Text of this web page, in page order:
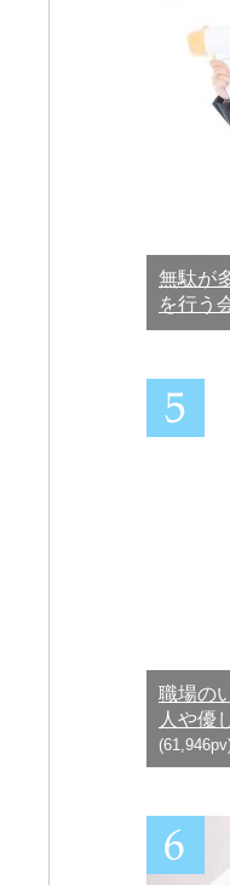
無駄が
を行う
職場の
人や優